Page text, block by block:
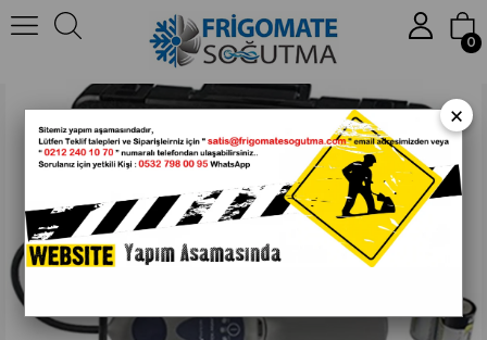
0
Anasayfa Kaçak Arama Dedektörü ve
×